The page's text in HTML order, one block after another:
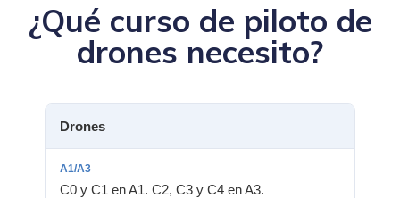
¿Qué curso de piloto de
drones necesito?
Drones
C0 y C1 en A1. C2, C3 y C4 en A3.